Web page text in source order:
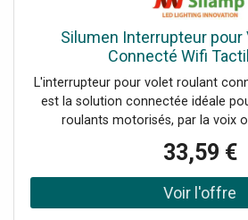
Silumen Interrupteur pour
Connecté Wifi
L'interrupteur pour volet roulant
est la solution connectée idéale
roulants motorisés, par la voix
Caractéristiques de l'Interrupteur
Connecté Wifi Tactile Noir Design
le décor Avec sa finition en
33,59 €